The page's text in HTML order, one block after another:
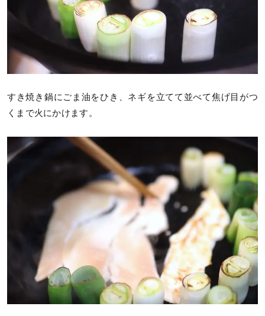
すき焼き鍋にごま油をひき、ネギを立てて並べて焦げ目がつ
くまで火にかけます。